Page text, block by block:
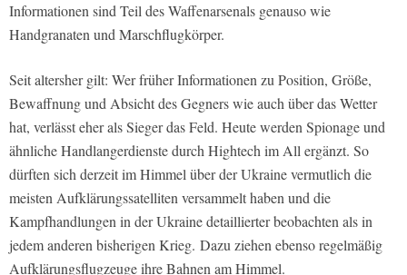
Informationen sind Teil des Waffenarsenals genauso wie
Handgranaten und Marschflugkörper.
Seit altersher gilt: Wer früher Informationen zu Position, Größe,
Bewaffnung und Absicht des Gegners wie auch über das Wetter
hat, verlässt eher als Sieger das Feld. Heute werden Spionage und
ähnliche Handlangerdienste durch Hightech im All ergänzt. So
dürften sich derzeit im Himmel über der Ukraine vermutlich die
meisten Aufklärungssatelliten versammelt haben und die
Kampfhandlungen in der Ukraine detaillierter beobachten als in
jedem anderen bisherigen Krieg. Dazu ziehen ebenso regelmäßig
Aufklärungsflugzeuge ihre Bahnen am Himmel.